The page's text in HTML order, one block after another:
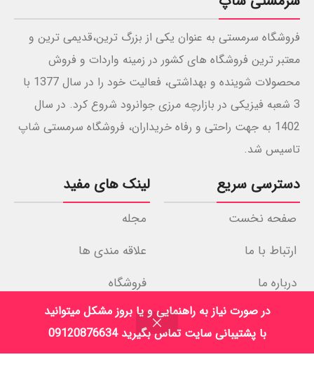
در صورت نیاز به راهنمایی و یا بروز مشکل میتوانید
با پشتیبانی سایت تماس بگیرید 09120876634
فروشگاه سرمستی به عنوان یکی از بزرگ ترین،قدیمی ترین و
معتبر ترین فروشگاه های کشور در زمینه واردات و فروش
محصولات شوینده و بهداشتی، فعالیت خود را در سال 1377 با
3 شعبه فیزیکی در بازارچه مرزی جوانرود شروع کرد. در سال
1402 به جهت راحتی و رفاه خریداران، فروشگاه سرمستی شاپ
تاسیس شد.
دسترسی سریع
صفحه نخست
ارتباط با ما
درباره ما
لینک های مفید
مجله
علاقه مندی ها
فروشگاه
نمادهای اعتماد
علاقه مندی سبد خرید
حساب کاربری من